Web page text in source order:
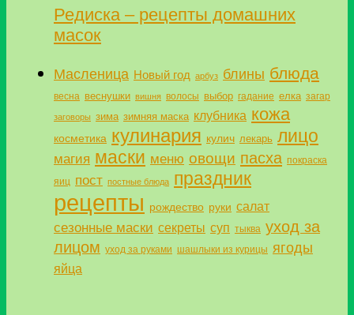
Редиска – рецепты домашних
масок
Масленица Новый год арбуз блины блюда
весна веснушки вишня волосы выбор гадание елка загар
заговоры зима зимняя маска клубника кожа
косметика кулинария кулич лекарь лицо
магия маски меню овощи пасха покраска
яиц пост постные блюда праздник
рецепты рождество руки салат
сезонные маски секреты суп тыква уход за
лицом уход за руками шашлыки из курицы ягоды
яйца